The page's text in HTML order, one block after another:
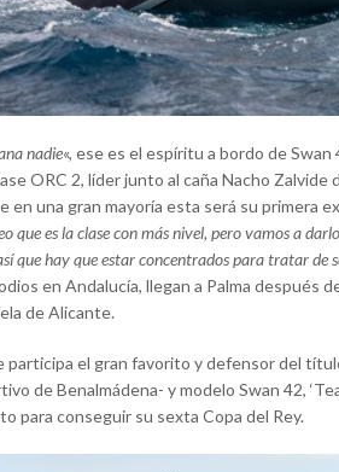
nadie«, ese es el espíritu a bordo de
ORC 2, líder junto al caña Nacho
en una gran mayoría esta será su primera
que es la clase con más nivel, pero vamos a
que hay que estar concentrados para tratar de
en Andalucía, llegan a Palma después
de Alicante.
participa el gran favorito y defensor del
de Benalmádena- y modelo Swan 42,
para conseguir su sexta Copa del Rey.